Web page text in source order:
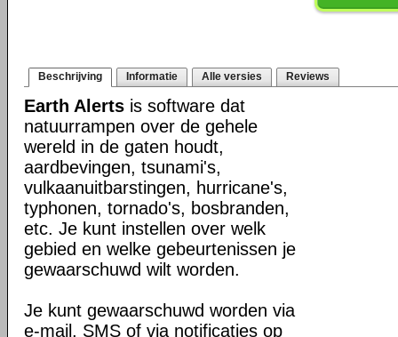
Beschrijving Informatie Alle versies Reviews
Earth Alerts is software dat
natuurrampen over de gehele
wereld in de gaten houdt,
aardbevingen, tsunami's,
vulkaanuitbarstingen, hurricane's,
typhonen, tornado's, bosbranden,
etc. Je kunt instellen over welk
gebied en welke gebeurtenissen je
gewaarschuwd wilt worden.
Je kunt gewaarschuwd worden via
e-mail, SMS of via notificaties op